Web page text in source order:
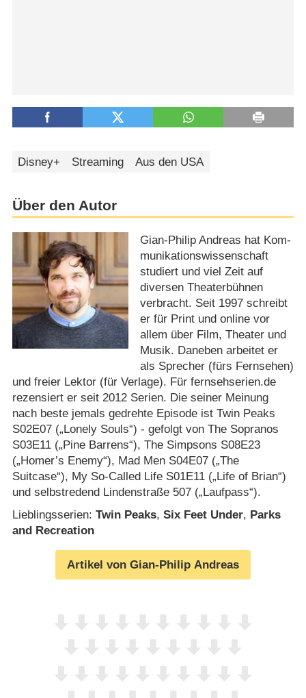
Disney+ Streaming Aus den USA
Über den Autor
Gian-Philip Andreas hat Kom­
mu­ni­ka­tions­wis­sen­schaft
studiert und viel Zeit auf
diversen Theaterbühnen
verbracht. Seit 1997 schreibt
er für Print und online vor
allem über Film, Theater und
Musik. Daneben arbeitet er
als Sprecher (fürs Fernsehen)
und freier Lektor (für Verlage). Für fernsehserien.de
rezensiert er seit 2012 Serien. Die seiner Meinung
nach beste jemals gedrehte Episode ist Twin Peaks
S02E07 („Lonely Souls“) ­- gefolgt von The Sopranos
S03E11 („Pine Barrens“), The Simpsons S08E23
(„Homer’s Enemy“), Mad Men S04E07 („The
Suitcase“), My So-Called Life S01E11 („Life of Brian“)
und selbstredend Lindenstraße 507 („Laufpass“).
Lieblingsserien: Twin Peaks, Six Feet Under, Parks
and Recreation
Artikel von Gian-Philip Andreas